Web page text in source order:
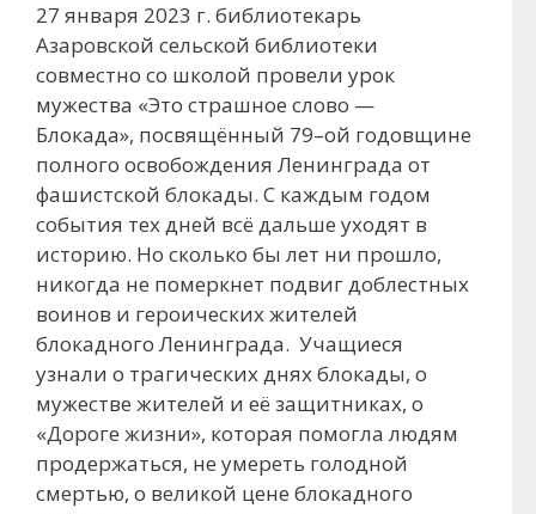
27 января 2023 г. библиотекарь
Азаровской сельской библиотеки
совместно со школой провели урок
мужества «Это страшное слово —
Блокада», посвящённый 79–ой годовщине
полного освобождения Ленинграда от
фашистской блокады. С каждым годом
события тех дней всё дальше уходят в
историю. Но сколько бы лет ни прошло,
никогда не померкнет подвиг доблестных
воинов и героических жителей
блокадного Ленинграда. Учащиеся
узнали о трагических днях блокады, о
мужестве жителей и её защитниках, о
«Дороге жизни», которая помогла людям
продержаться, не умереть голодной
смертью, о великой цене блокадного